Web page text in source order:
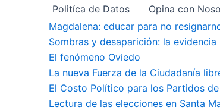
Politíca de Datos Opina con
Magdalena: educar para no
Sombras y desaparición: la evidencia
El fenómeno Oviedo
La nueva Fuerza de la Ciudadanía
El Costo Político para los Partidos
Lectura de las elecciones en Santa